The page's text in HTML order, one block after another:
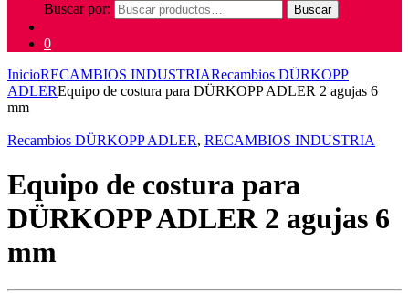
Buscar por:
Buscar
0
InicioRECAMBIOS INDUSTRIARecambios DÜRKOPP
ADLEREquipo de costura para DÜRKOPP ADLER 2 agujas 6
mm
Recambios DÜRKOPP ADLER, RECAMBIOS INDUSTRIA
Equipo de costura para
DÜRKOPP ADLER 2 agujas 6
mm